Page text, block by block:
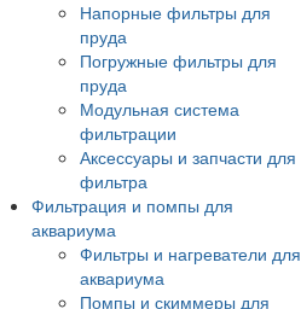
Напорные фильтры для
пруда
Погружные фильтры для
пруда
Модульная система
фильтрации
Аксессуары и запчасти для
фильтра
Фильтрация и помпы для
аквариума
Фильтры и нагреватели для
аквариума
Помпы и скиммеры для